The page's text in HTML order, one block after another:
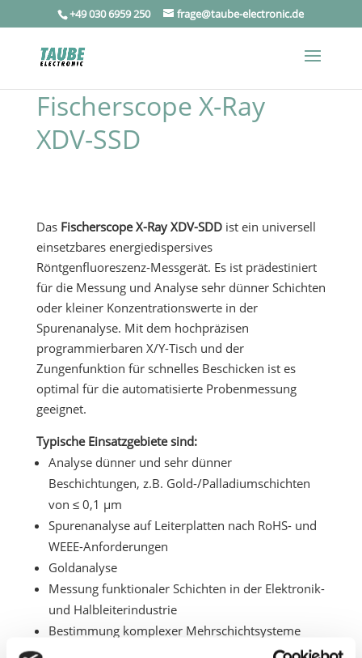
+49 030 6959 250 frage@taube-electronic.de
Fischerscope X-Ray
XDV-SSD
Das Fischerscope X-Ray XDV-SDDist ein universell
einsetzbares energiedispersives
Röntgenfluoreszenz-Messgerät. Es ist prädestiniert
für die Messung und Analyse sehr dünner Schichten
oder kleiner Konzentrationswerte in der
Spurenanalyse. Mit dem hochpräzisen
programmierbaren X/Y-Tisch und der
Zungenfunktion für schnelles Beschicken ist es
optimal für die automatisierte Probenmessung
geeignet.
Typische Einsatzgebiete sind:
Analyse dünner und sehr dünner
Beschichtungen, z.B. Gold-/Palladiumschichten
von ≤ 0,1 µm
Spurenanalyse auf Leiterplatten nach RoHS- und
WEEE-Anforderungen
Goldanalyse
Messung funktionaler Schichten in der Elektronik-
und Halbleiterindustrie
Bestimmung komplexer Mehrschichtsysteme